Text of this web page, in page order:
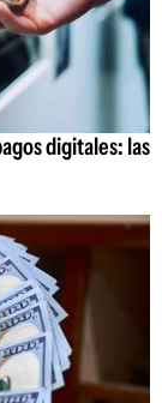
digitales: las